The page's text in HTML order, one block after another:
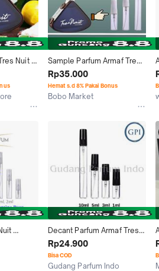
Nuit
Sample Parfum Armaf Tres
Nuit Pour Homme Men 3ml
5ml 10ml
Rp35.000
Hemat s.d 8% Pakai Bonus
Bobo Market
Decant Parfum Armaf Tres
Nuit Valentina Pour Femme
EDP For Women
Rp24.900
Bisa COD
Gudang Parfum Indo